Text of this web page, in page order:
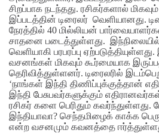
சிறப்பாக நடந்தது. ரசிகர்களால்
இப்படத்தின் டிரைலர் வெளியானது.
நேரத்தில் 40 மில்லியன்
சாதனை படைத்துள்ளது.
வெளியாகி பரபரப்பு
வசனங்கள் மிகவும் கூர்மையாக
தெரிவித்துள்ளனர். டிரைலரில்
‘நாங்கள் இந்தி திணிப்புக்குத்தான்
இந்தி பேசுபவர்களுக்கும்
ரசிகர் களை பெரிதும் கவர்ந்துள்ளது.
இந்தியாவா? செந்தமிழைக் காக்க
என்ற வசனமும் கவனத்தை